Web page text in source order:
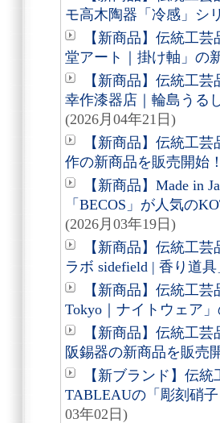
モ高木陶器「冷感」シ
【新商品】伝統工
堂アート｜掛け軸」の
【新商品】伝統工
幸作漆器店｜輪島うる
(2026月04年21日)
【新商品】伝統工
作の新商品を販売開始！
【新商品】Made in
「BECOS」が人気の
(2026月03年19日)
【新商品】伝統工
ラボ sidefield | 香り道
【新商品】伝統工
Tokyo｜ナイトウェア
【新商品】伝統工
阪錫器の新商品を販売
【新ブランド】伝
TABLEAUの「彫刻硝
03年02日)